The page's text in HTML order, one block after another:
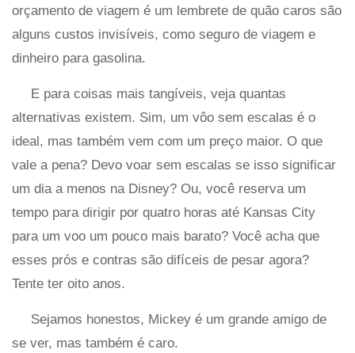
orçamento de viagem é um lembrete de quão caros são
alguns custos invisíveis, como seguro de viagem e
dinheiro para gasolina.
E para coisas mais tangíveis, veja quantas
alternativas existem. Sim, um vôo sem escalas é o
ideal, mas também vem com um preço maior. O que
vale a pena? Devo voar sem escalas se isso significar
um dia a menos na Disney? Ou, você reserva um
tempo para dirigir por quatro horas até Kansas City
para um voo um pouco mais barato? Você acha que
esses prós e contras são difíceis de pesar agora?
Tente ter oito anos.
Sejamos honestos, Mickey é um grande amigo de
se ver, mas também é caro.